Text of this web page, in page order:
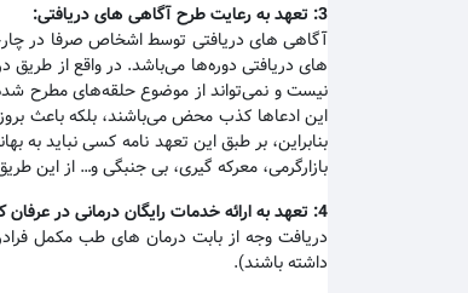
3: تعهد به رعایت طرح آگاهی های دریافتی:
آگاهی های دریافتی توسط اشخاص صرفا در
های دریافتی دوره‌ها می‌باشد. در واقع از
نیست و نمی‌تواند از موضوع حلقه‌های مطرح شده
این ادعاها کذب محض می‌باشند، بلکه باعث
بنابراین، بر طبق این تعهد نامه کسی نباید
بازارگرمی، معرکه گیری، بی جنبگی و… از این
4: تعهد به ارائه خدمات رایگان درمانی در عرفان
دریافت وجه از بابت درمان های طب مکمل
داشته باشند).